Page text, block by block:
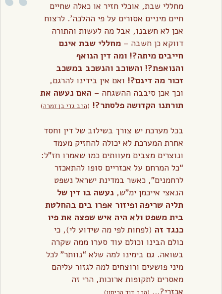
מחללי שבת, אוכלי חזיר או כאלה שחיים
חיים מיניים אסורים על פי ההלכה’. לרצוח
אכן לא חשבנו, אבל מה לעשות והתורה
דווקא כן חשבה –מחללי שבת אינם
חייבים מיתה?! ומה דין הנואף
והנואפת?! והשוכב והנשכב במשכב
זכור מה דינם?! ואם אין בידינו להרגם,
וכך אכן סיבבה ההשגחה – האם נעשה את
תורתנו הקדושה פלסתר?! (הרב גדי בן זמרה)
בכל מערכת יש צורך בשילוב של דין וחסד
אחרת המערכת לא יכולה להחזיק מעמד
ונוצרים מצבים מעוותים כמו שאמרו חז”ל:
“כל המרחם על אכזריים סופו להתאכזר
לרחמנים”, כאשר במדינת ישראל נשפט
הנאצי אייכמן ימ”ש, נעשה בו דין של
תליה שריפה ופיזור אפרו בים בהחלטת
בית משפט ולא היה איש שפצה את פיו
כנגד זה (לפחות לפי מה שידוע לי), כי
כולם הבינו וכולם עוד סערו ממה שקרה
בשואה. גם בימינו למה שלא “נוותר” לכל
מיני פושעים ורוצחים למה לגזור עליהם
מאסרים לתקופות ארוכות, הרי זה